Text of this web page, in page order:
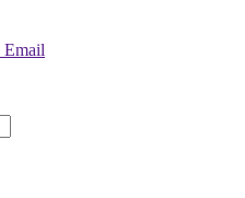
Email